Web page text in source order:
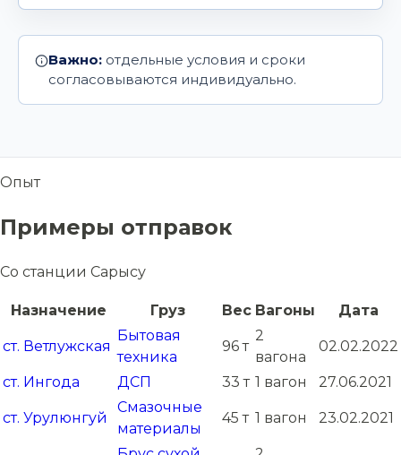
Важно: отдельные условия и сроки
согласовываются индивидуально.
Опыт
Примеры отправок
Со станции Сарысу
Назначение Груз Вес Вагоны Дата
ст. Ветлужская
Бытовая
техника
96 т
2
вагона
02.02.2022
ст. Ингода ДСП 33 т 1 вагон 27.06.2021
ст. Урулюнгуй
Смазочные
материалы
45 т 1 вагон 23.02.2021